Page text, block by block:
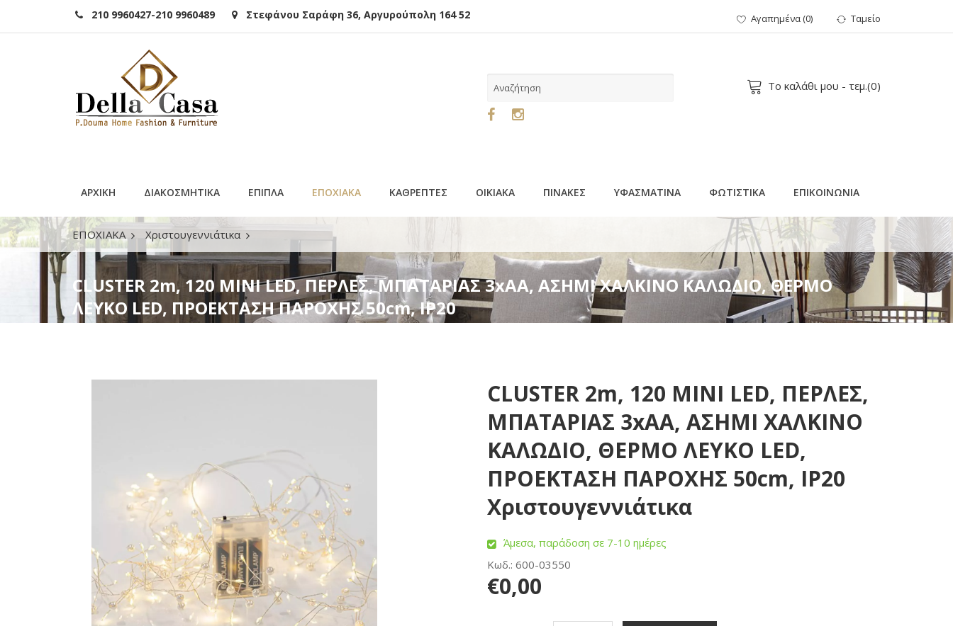
210 9960427-210 9960489 Στεφάνου Σαράφη 36, Αργυρούπολη 164 52 Αγαπημένα(0) Ταμείο
Το καλάθι μου - τεμ.(0)
ΑΡΧΙΚΗ ΔΙΑΚΟΣΜΗΤΙΚΑ ΕΠΙΠΛΑ ΕΠΟΧΙΑΚΑ ΚΑΘΡΕΠΤΕΣ ΟΙΚΙΑΚΑ ΠΙΝΑΚΕΣ ΥΦΑΣΜΑΤΙΝΑ ΦΩΤΙΣΤΙΚΑ ΕΠΙΚΟΙΝΩΝΙΑ
ΕΠΟΧΙΑΚΑ Χριστουγεννιάτικα
CLUSTER 2m, 120 MINI LED, ΠΕΡΛΕΣ, ΜΠΑΤΑΡΙΑΣ 3xAA, ΑΣΗΜΙ ΧΑΛΚΙΝΟ ΚΑΛΩΔΙΟ, ΘΕΡΜΟ ΛΕΥΚΟ LED, ΠΡΟΕΚΤΑΣΗ ΠΑΡΟΧΗΣ 50cm, IP20
CLUSTER 2m, 120 MINI LED, ΠΕΡΛΕΣ, ΜΠΑΤΑΡΙΑΣ 3xAA, ΑΣΗΜΙ ΧΑΛΚΙΝΟ ΚΑΛΩΔΙΟ, ΘΕΡΜΟ
ΛΕΥΚΟ LED, ΠΡΟΕΚΤΑΣΗ ΠΑΡΟΧΗΣ 50cm, IP20
CLUSTER 2m, 120 MINI LED, ΠΕΡΛΕΣ,
ΜΠΑΤΑΡΙΑΣ 3xAA, ΑΣΗΜΙ ΧΑΛΚΙΝΟ
ΚΑΛΩΔΙΟ, ΘΕΡΜΟ ΛΕΥΚΟ LED,
ΠΡΟΕΚΤΑΣΗ ΠΑΡΟΧΗΣ 50cm, IP20
Χριστουγεννιάτικα
Άμεσα, παράδοση σε 7-10 ημέρες
Κωδ.: 600-03550
€0,00